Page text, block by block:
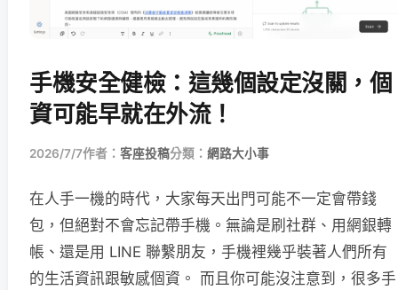
手機安全健檢：這幾個設定沒關，個
資可能早就在外流！
2026/7/7作者： 客座投稿分類： 網路大小事
在人手一機的時代，大家每天出門可能不一定會帶錢
包，但絕對不會忘記帶手機。無論是刷社群、用網銀轉
帳、還是用 LINE 聯繫朋友，手機裡幾乎裝著人們所有
的生活資訊跟敏感個資。 而且你可能沒注意到，很多手